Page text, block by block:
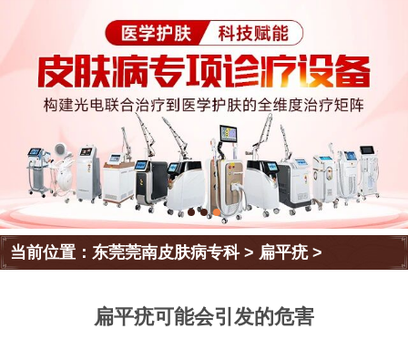
当前位置：东莞莞南皮肤病专科> 扁平疣>
扁平疣可能会引发的危害